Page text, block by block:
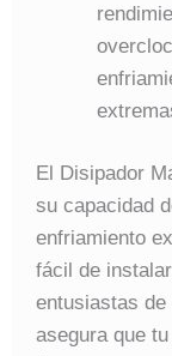
El Disipador
su capacidad
enfriamiento
fácil de
entusiastas
asegura que